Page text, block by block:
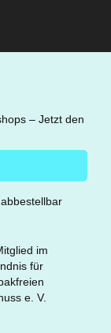
– Jetzt den